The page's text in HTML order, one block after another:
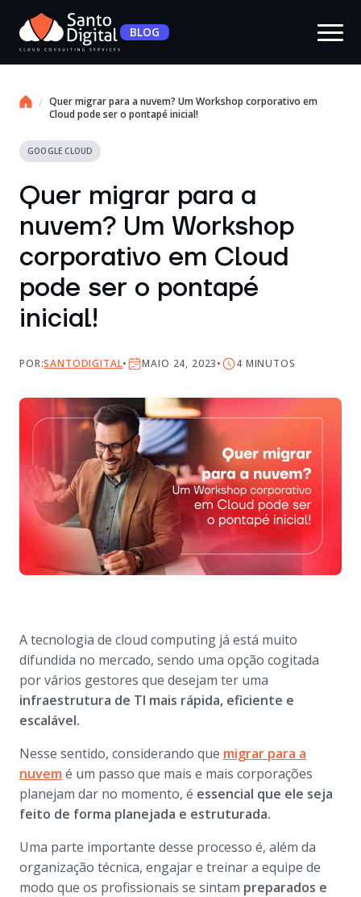
BLOG
Quer migrar para a nuvem? Um Workshop corporativo em
Cloud pode ser o pontapé inicial!
GOOGLE CLOUD
Quer migrar para a
nuvem? Um Workshop
corporativo em Cloud
pode ser o pontapé
inicial!
POR:SANTODIGITAL MAIO 24, 2023 4 MINUTOS
A tecnologia de cloud computing já está muito
difundida no mercado, sendo uma opção cogitada
por vários gestores que desejam ter uma
infraestrutura de TI mais rápida, eficiente e
escalável.
Nesse sentido, considerando que migrar para a
nuvem é um passo que mais e mais corporações
planejam dar no momento, é essencial que ele seja
feito de forma planejada e estruturada.
Uma parte importante desse processo é, além da
organização técnica, engajar e treinar a equipe de
modo que os profissionais se sintam preparados e